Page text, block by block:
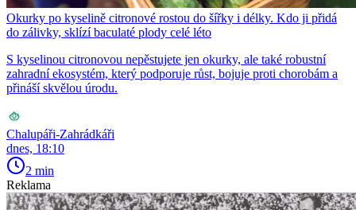
Okurky po kyselině citronové rostou do šířky i délky. Kdo ji přidá
do zálivky, sklízí baculaté plody celé léto
S kyselinou citronovou nepěstujete jen okurky, ale také robustní
zahradní ekosystém, který podporuje růst, bojuje proti chorobám a
přináší skvělou úrodu.
Chalupáři-Zahrádkáři
dnes, 18:10
2 min
Reklama